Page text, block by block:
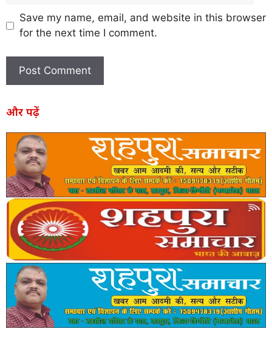
Save my name, email, and website in this browser
for the next time I comment.
और पढ़ें